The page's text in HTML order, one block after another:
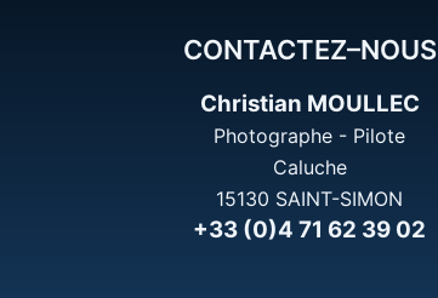
CONTACTEZ–NOUS
Christian MOULLEC
Photographe - Pilote
Caluche
15130 SAINT-SIMON
+33 (0)4 71 62 39 02